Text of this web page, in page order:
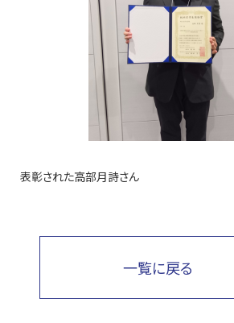
表彰された高部月詩さん
一覧に戻る